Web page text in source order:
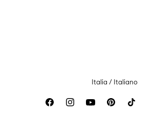
Italia / Italiano